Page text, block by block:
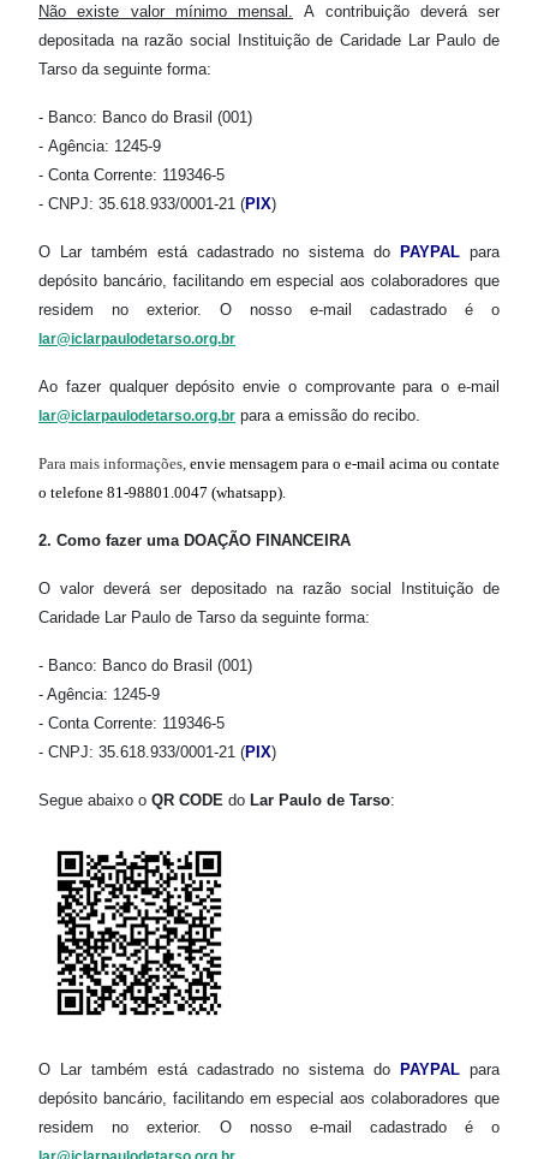
Não existe valor mínimo mensal.
A contribuição deverá ser
depositada narazão social
Instituição de Caridade Lar Paulo de
Tarso da seguinte forma:
- Banco: Banco do Brasil (001)
- Agência: 1245-9
- Conta Corrente: 119346-5
- CNPJ: 35.618.933/0001-21 (PIX)
O Lar também está cadastrado no sistema do PAYPAL para
depósito bancário, facilitando em especial aos colaboradores que
residem no exterior. O nosso e-mail cadastrado é o
lar@iclarpaulodetarso.org.br
Ao fazer qualquer depósito envie o comprovante para o e-mail
lar@iclarpaulodetarso.org.br para a emissão do recibo.
Para mais informações, envie mensagem para o e-mail acima ou contate
o telefone 81-98801.0047 (whatsapp).
2. Como fazer uma DOAÇÃO FINANCEIRA
O valor deverá ser depositado na razão social Instituição de
Caridade Lar Paulo de Tarso da seguinte forma:
- Banco: Banco do Brasil (001)
- Agência: 1245-9
- Conta Corrente: 119346-5
- CNPJ: 35.618.933/0001-21 (PIX)
Segue abaixo o QR CODE do Lar Paulo de Tarso:
O Lar também está cadastrado no sistema do PAYPAL para
depósito bancário, facilitando em especial aos colaboradores que
residem no exterior. O nosso e-mail cadastrado é o